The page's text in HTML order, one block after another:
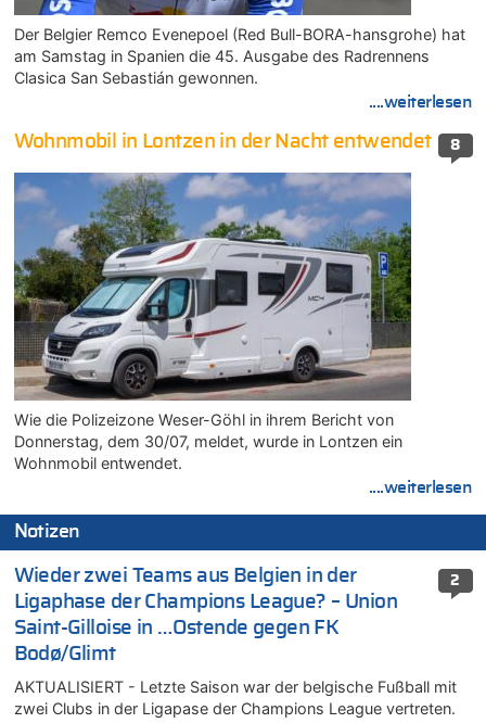
Der Belgier Remco Evenepoel (Red Bull-BORA-hansgrohe) hat
am Samstag in Spanien die 45. Ausgabe des Radrennens
Clasica San Sebastián gewonnen.
....weiterlesen
8
Wohnmobil in Lontzen in der Nacht entwendet
Wie die Polizeizone Weser-Göhl in ihrem Bericht von
Donnerstag, dem 30/07, meldet, wurde in Lontzen ein
Wohnmobil entwendet.
....weiterlesen
Notizen
2
Wieder zwei Teams aus Belgien in der
Ligaphase der Champions League? – Union
Saint-Gilloise in …Ostende gegen FK
Bodø/Glimt
AKTUALISIERT - Letzte Saison war der belgische Fußball mit
zwei Clubs in der Ligapase der Champions League vertreten.